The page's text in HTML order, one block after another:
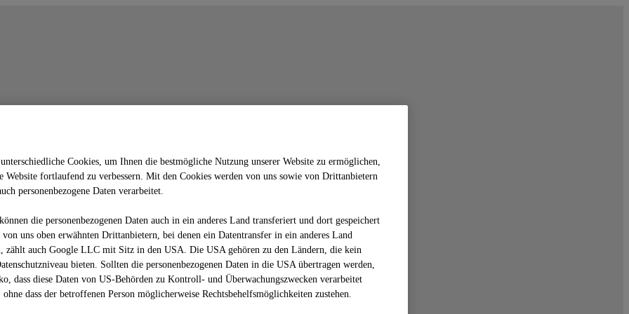
Cookies, um Ihnen die best­mögliche Nutzung unserer Website zu ermöglichen,
Website fortlaufend zu verbessern. Mit den Cookies werden von uns sowie von Drittanbietern
personenbezogene Daten verarbeitet.
die personenbezogenen Daten auch in ein anderes Land transferiert und dort gespeichert
uns oben erwähnten Drittanbietern, bei denen ein Datentransfer in ein anderes Land
zählt auch Google LLC mit Sitz in den USA. Die USA gehören zu den Ländern, die kein
bieten. Sollten die personenbezogenen Daten in die USA übertragen werden,
dass diese Daten von US-Behörden zu Kontroll- und Überwachungszwecken verarbeitet
dass der betroffenen Person möglicherweise Rechtsbehelfsmöglichkeiten zustehen.